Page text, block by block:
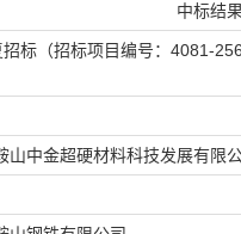
中标结
标（招标项目编号：4081-
山中金超硬材料科技发展有限